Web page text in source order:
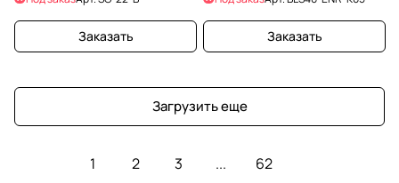
Заказать Заказать
Загрузить еще
1 2 3 ... 62